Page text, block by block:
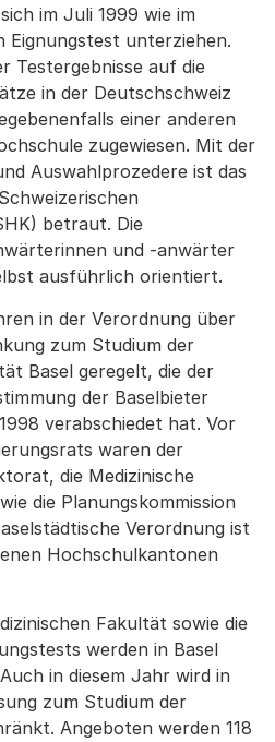
im Juli 1999 wie im
Eignungstest unterziehen.
Testergebnisse auf die
in der Deutschschweiz
einer anderen
zugewiesen. Mit der
Auswahlprozedere ist das
betraut. Die
und -anwärter
ausführlich orientiert.
in der Verordnung über
zum Studium der
Basel geregelt, die der
der Baselbieter
verabschiedet hat. Vor
waren der
die Medizinische
die Planungskommission
Verordnung ist
Hochschulkantonen
Fakultät sowie die
werden in Basel
in diesem Jahr wird in
zum Studium der
Angeboten werden 118